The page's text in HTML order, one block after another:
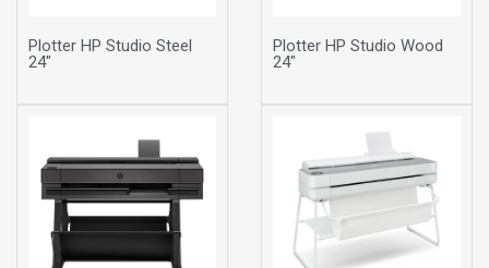
Plotter HP Studio Steel
24"
Plotter HP Studio Wood
24"